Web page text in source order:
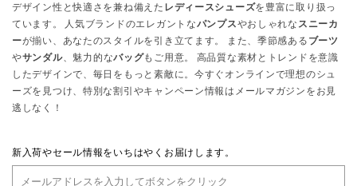
デザイン性と快適さを兼ね備えた レディースシューズを豊富に取り扱っ
ています。 人気ブランドのエレガントなパンプスやおしゃれな スニーカ
ーが揃い、あなたのスタイルを引き立てます。 また、季節感ある ブーツ
やサンダル、魅力的なバッグもご用意。 高品質な素材とトレンドを意識
したデザインで、毎日をもっと素敵に。今すぐオンラインで理想のシュ
ーズを見つけ、特別な割引やキャンペーン情報はメールマガジンをお見
逃しなく！
新入荷やセール情報をいちはやくお届けします。